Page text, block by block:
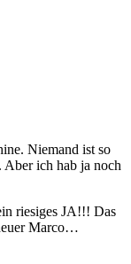
Niemand ist so
Aber ich hab ja noch
riesiges JA!!! Das
Marco…